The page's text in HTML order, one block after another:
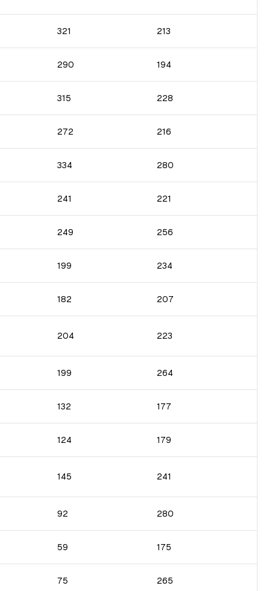
321 213
290 194
315 228
272 216
334 280
241 221
249 256
199 234
182 207
204 223
199 264
132 177
124 179
145 241
92 280
59 175
75 265